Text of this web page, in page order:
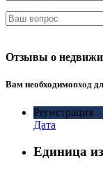
Отзывы о
Вам необходимовход
Регистрация
Дата
Единица